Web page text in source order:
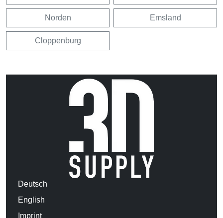
Norden Emsland
Cloppenburg
Deutsch
English
Imprint